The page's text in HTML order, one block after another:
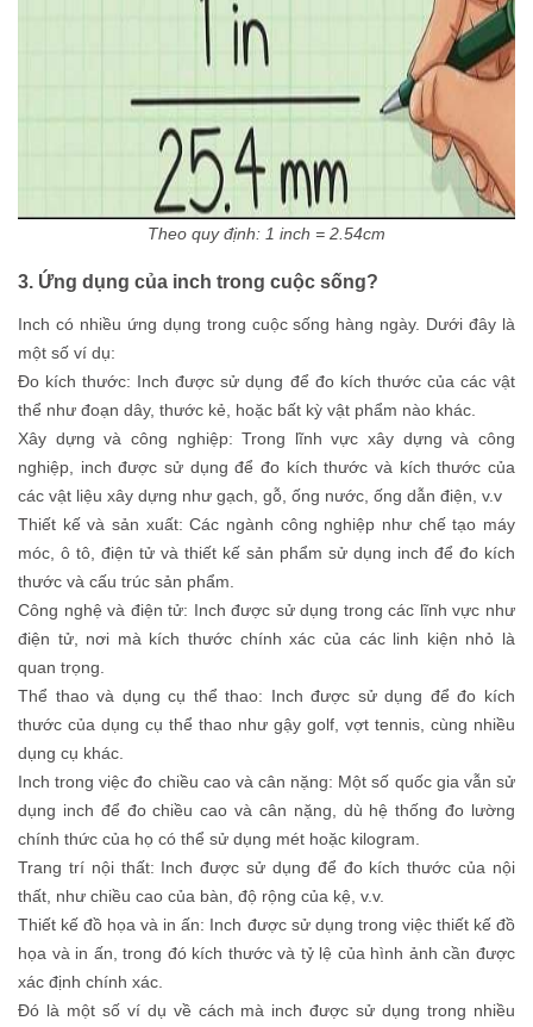
Theo quy định: 1 inch = 2.54cm
3. Ứng dụng của inch trong cuộc sống?
Inch có nhiều ứng dụng trong cuộc sống hàng ngày. Dưới đây là
một số ví dụ:
Đo kích thước: Inch được sử dụng để đo kích thước của các vật
thể như đoạn dây, thước kẻ, hoặc bất kỳ vật phẩm nào khác.
Xây dựng và công nghiệp: Trong lĩnh vực xây dựng và công
nghiệp, inch được sử dụng để đo kích thước và kích thước của
các vật liệu xây dựng như gạch, gỗ, ống nước, ống dẫn điện, v.v
Thiết kế và sản xuất: Các ngành công nghiệp như chế tạo máy
móc, ô tô, điện tử và thiết kế sản phẩm sử dụng inch để đo kích
thước và cấu trúc sản phẩm.
Công nghệ và điện tử: Inch được sử dụng trong các lĩnh vực như
điện tử, nơi mà kích thước chính xác của các linh kiện nhỏ là
quan trọng.
Thể thao và dụng cụ thể thao: Inch được sử dụng để đo kích
thước của dụng cụ thể thao như gậy golf, vợt tennis, cùng nhiều
dụng cụ khác.
Inch trong việc đo chiều cao và cân nặng: Một số quốc gia vẫn sử
dụng inch để đo chiều cao và cân nặng, dù hệ thống đo lường
chính thức của họ có thể sử dụng mét hoặc kilogram.
Trang trí nội thất: Inch được sử dụng để đo kích thước của nội
thất, như chiều cao của bàn, độ rộng của kệ, v.v.
Thiết kế đồ họa và in ấn: Inch được sử dụng trong việc thiết kế đồ
họa và in ấn, trong đó kích thước và tỷ lệ của hình ảnh cần được
xác định chính xác.
Đó là một số ví dụ về cách mà inch được sử dụng trong nhiều